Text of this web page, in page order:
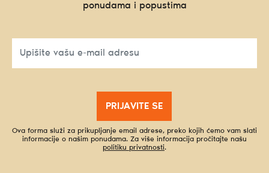
ponudama i popustima
PRIJAVITE SE
Ova forma služi za prikupljanje email adrese, preko kojih ćemo vam slati
informacije o našim ponudama. Za više informacija pročitajte našu
politiku privatnosti.